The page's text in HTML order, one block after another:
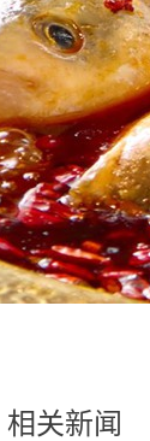
相关新闻